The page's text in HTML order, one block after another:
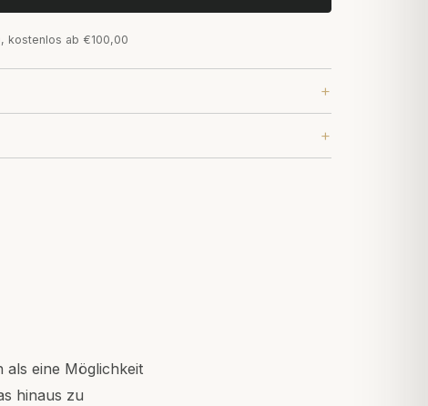
kostenlos ab €100,00
als eine Möglichkeit
hinaus zu